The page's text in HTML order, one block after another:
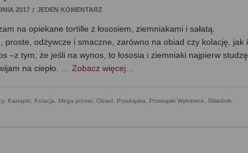
2017 zJEDEN KOMENTARZ
na opiekane tortille z łososiem, ziemniakami i sałatą.
proste, odżywcze i smaczne, zarówno na obiad czy kolację, jak i
–z tym, że jeśli na wynos, to łososia i ziemniaki najpierw studzę
na ciepło. …Zobacz więcej…
, Kanapki, Kolacja, Mega proste, Obiad, Przekąska, Przekąski Wytrawne, Składnik: